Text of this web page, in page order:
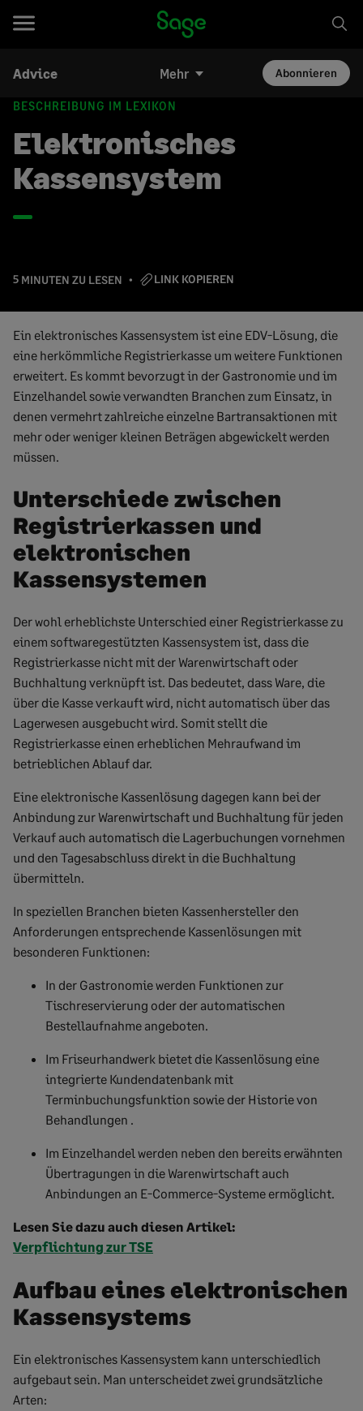
Advice Mehr Abonnieren
BESCHREIBUNG IM LEXIKON
Elektronisches
Kassensystem
5 MINUTEN ZU LESEN LINK KOPIEREN
Ein elektronisches Kassensystem ist eine EDV-Lösung, die
eine herkömmliche Registrierkasse um weitere Funktionen
erweitert. Es kommt bevorzugt in der Gastronomie und im
Einzelhandel sowie verwandten Branchen zum Einsatz, in
denen vermehrt zahlreiche einzelne Bartransaktionen mit
mehr oder weniger kleinen Beträgen abgewickelt werden
müssen.
Unterschiede zwischen
Registrierkassen und
elektronischen
Kassensystemen
Der wohl erheblichste Unterschied einer Registrierkassezu
einem softwaregestützten Kassensystem ist, dass die
Registrierkasse nicht mit der Warenwirtschaft oder
Buchhaltung verknüpft ist. Das bedeutet, dassWare, die
über die Kasse verkauft wird, nicht automatisch über das
Lagerwesen ausgebuchtwird. Somit stellt die
Registrierkasse einen erheblichen Mehraufwand im
betrieblichen Ablauf dar.
Eine elektronische Kassenlösung dagegen kann bei der
Anbindung zur Warenwirtschaft und Buchhaltung fürjeden
Verkauf auch automatisch die Lagerbuchungen vornehmen
und den Tagesabschluss direkt in die Buchhaltung
übermitteln.
In speziellen Branchen bieten Kassenhersteller den
Anforderungen entsprechende Kassenlösungen mit
besonderen Funktionen:
In der Gastronomiewerden Funktionen zur
Tischreservierung oder der automatischen
Bestellaufnahme angeboten.
Im Friseurhandwerk bietet die Kassenlösung eine
integrierte Kundendatenbank mit
Terminbuchungsfunktion sowie der Historievon
Behandlungen .
Im Einzelhandel werden neben den bereits erwähnten
Übertragungen in dieWarenwirtschaft auch
Anbindungen an E-Commerce-Systeme ermöglicht.
Lesen Sie dazu auch diesen Artikel:
Verpflichtung zur TSE
Aufbau eines elektronischen
Kassensystems
Ein elektronisches Kassensystem kann unterschiedlich
aufgebaut sein. Man unterscheidet zwei grundsätzliche
Arten: